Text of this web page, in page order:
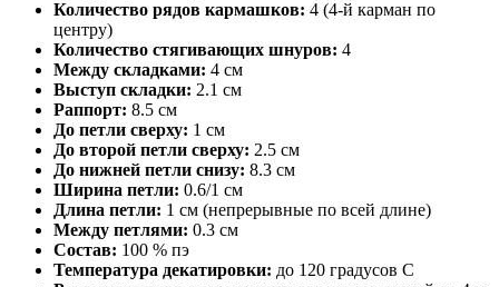
Количество рядов кармашков: 4 (4-й карман по
центру)
Количество стягивающих шнуров: 4
Между складками: 4 см
Выступ складки: 2.1 см
Раппорт: 8.5 см
До петли сверху: 1 см
До второй петли сверху: 2.5 см
До нижней петли снизу: 8.3 см
Ширина петли: 0.6/1 см
Длина петли: 1 см (непрерывные по всей длине)
Между петлями: 0.3 см
Состав: 100 % пэ
Температура декатировки: до 120 градусов С